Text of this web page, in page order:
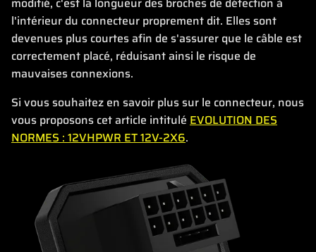
l'intérieur du connecteur proprement dit. Elles sont
devenues plus courtes afin de s'assurer que le câble est
correctement placé, réduisant ainsi le risque de
mauvaises connexions.
Si vous souhaitez en savoir plus sur le connecteur, nous
vous proposons cet article intitulé EVOLUTION DES
NORMES : 12VHPWR ET 12V-2X6.